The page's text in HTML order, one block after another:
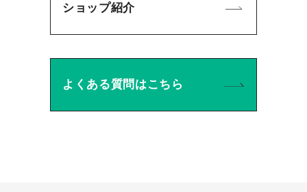
ショップ紹介
よくある質問はこちら